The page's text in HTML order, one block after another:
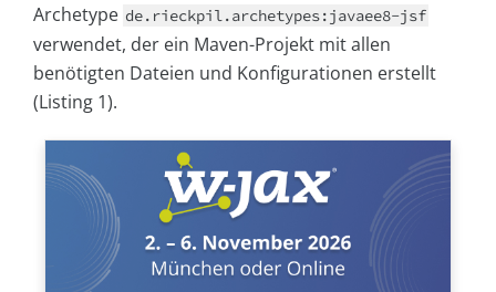
Archetype de.rieckpil.archetypes:javaee8-jsf
verwendet, der ein Maven-Projekt mit allen
benötigten Dateien und Konfigurationen erstellt
(Listing 1).